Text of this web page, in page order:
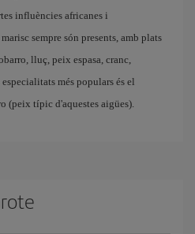
influències africanes i
sempre són presents, amb plats
lluç, peix espasa, cranc,
més populars és el
(peix típic d'aquestes aigües).